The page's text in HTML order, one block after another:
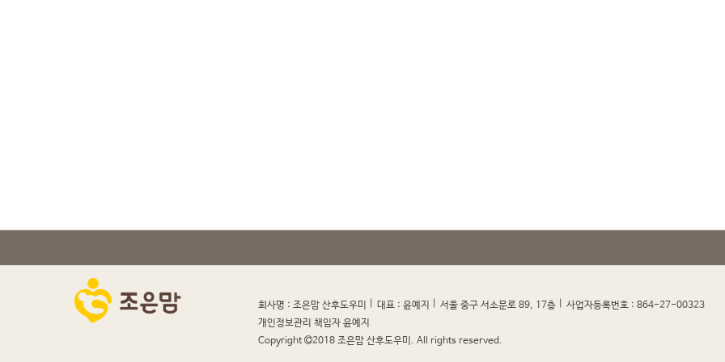
회사명 : 조은맘 산후도우미 대표 : 윤예지 서울 중구 서소문로 89, 17층 사업자등록번호 : 864-27-00323
개인정보관리 책임자 윤예지
Copyright
2018 조은맘 산후도우미. All rights reserved.